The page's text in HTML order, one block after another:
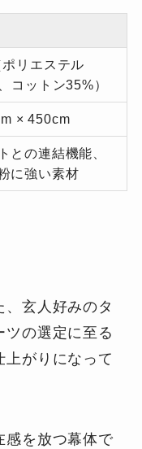
リエステル
コットン35%）
× 450cm
との連結機能、
に強い素材
玄人好みのタ
ツの選定に至る
上がりになって
感を放つ幕体で